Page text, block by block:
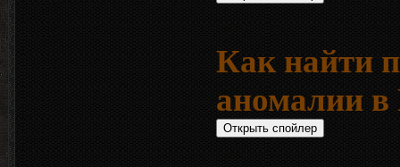
Как найти
аномалии